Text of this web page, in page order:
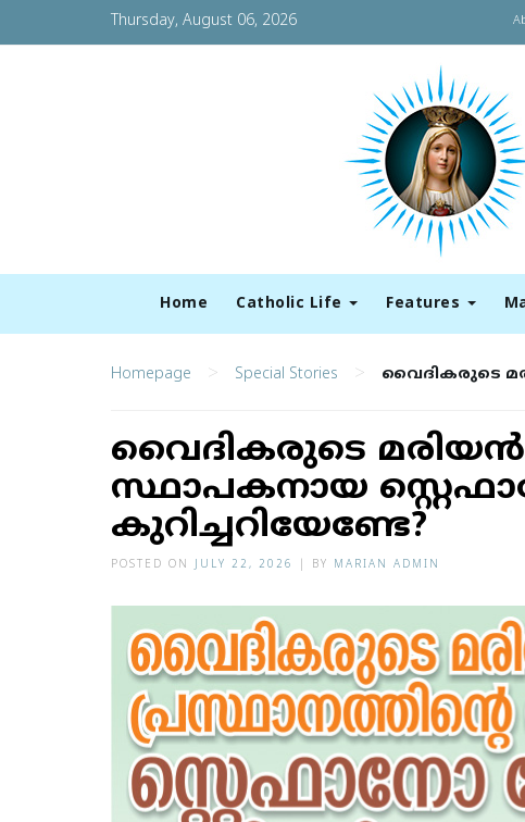
Thursday, August 06, 2026
Home Catholic Life Features
Homepage > Special Stories > വൈദികരുടെ
വൈദികരുടെ മരിയന്‍
സ്ഥാപകനായ
കുറിച്ചറിയേണ്ടേ?
POSTED ON JULY 22, 2026 BY MARIAN ADMIN